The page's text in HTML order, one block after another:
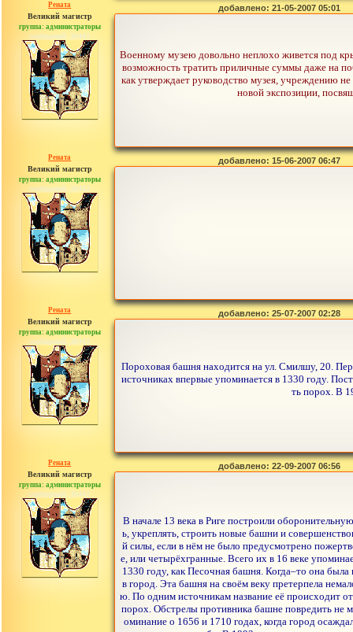
Рената
Великий магистр
группа: администраторы
сообщений: 30442
добавлено: 21-05-2007 05:01
Военному музею довольно неплохо живется под
возможность тратить приличные суммы даже на
как утверждает руководство музея, учреждению
новой экспозиции,
Рената
Великий магистр
группа: администраторы
сообщений: 30442
добавлено: 15-06-2007 06:47
Рената
Великий магистр
группа: администраторы
сообщений: 30442
добавлено: 25-07-2007 02:28
Пороховая башня находится на ул. Смилшу, 20.
источниках впервые упоминается в 1330 году.
ть порох. В
Рената
Великий магистр
группа: администраторы
сообщений: 30442
добавлено: 22-09-2007 06:56
В начале 13 века в Риге построили
ь, укреплять, строить новые башни и
й силы, если в нём не было предусмотрено
е, или четырёхгранные. Всего их в 16 веке
1330 году, как Песочная башня. Когда–то она
в город. Эта башня на своём веку претерпела
ю. По одним источникам название её происходит
порох. Обстрелы противника башне повредить
оминание о 1656 и 1710 годах, когда город